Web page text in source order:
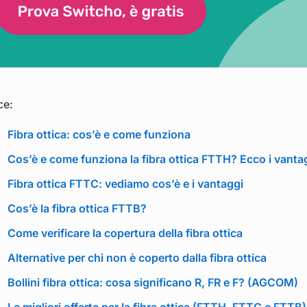
Fibra ottica: cos’è e come funziona
Cos’è e come funziona la fibra ottica FTTH? Ecco i
Fibra ottica FTTC: vediamo cos’è e i vantaggi
Cos’è la fibra ottica FTTB?
Come verificare la copertura della fibra ottica
Alternative per chi non è coperto dalla fibra ottica
Bollini fibra ottica: cosa significano R, FR e F? (AGCOM)